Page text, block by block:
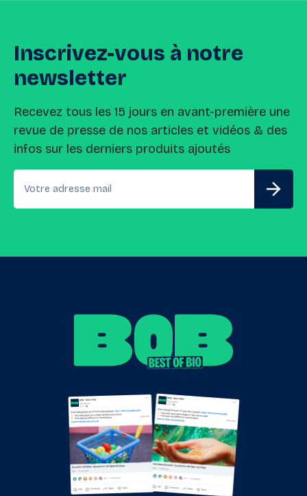
Inscrivez-vous à notre
newsletter
Recevez tous les 15 jours en avant-première une
revue de presse de nos articles et vidéos & des
infos sur les derniers produits ajoutés